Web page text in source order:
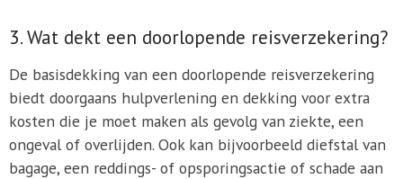
3. Wat dekt een doorlopende reisverzekering?
De basisdekking van een doorlopende reisverzekering
biedt doorgaans hulpverlening en dekking voor extra
kosten die je moet maken als gevolg van ziekte, een
ongeval of overlijden. Ook kan bijvoorbeeld diefstal van
bagage, een reddings- of opsporingsactie of schade aan